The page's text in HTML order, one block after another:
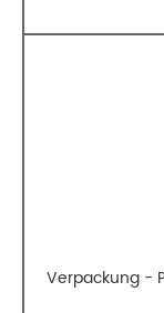
Verpackung -